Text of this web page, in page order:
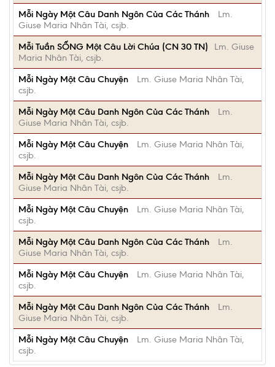
Mỗi Ngày Một Câu Danh Ngôn Của Các Thánh
Lm.
Giuse Maria Nhân Tài, csjb.
Mỗi Tuần SỐNG Một Câu Lời Chúa (CN 30 TN)
Lm. Giuse
Maria Nhân Tài, csjb.
Mỗi Ngày Một Câu Chuyện
Lm. Giuse Maria Nhân Tài,
csjb.
Mỗi Ngày Một Câu Danh Ngôn Của Các Thánh
Lm.
Giuse Maria Nhân Tài, csjb.
Mỗi Ngày Một Câu Chuyện
Lm. Giuse Maria Nhân Tài,
csjb.
Mỗi Ngày Một Câu Danh Ngôn Của Các Thánh
Lm.
Giuse Maria Nhân Tài, csjb.
Mỗi Ngày Một Câu Chuyện
Lm. Giuse Maria Nhân Tài,
csjb.
Mỗi Ngày Một Câu Danh Ngôn Của Các Thánh
Lm.
Giuse Maria Nhân Tài, csjb.
Mỗi Ngày Một Câu Chuyện
Lm. Giuse Maria Nhân Tài,
csjb.
Mỗi Ngày Một Câu Danh Ngôn Của Các Thánh
Lm.
Giuse Maria Nhân Tài, csjb.
Mỗi Ngày Một Câu Chuyện
Lm. Giuse Maria Nhân Tài,
csjb.